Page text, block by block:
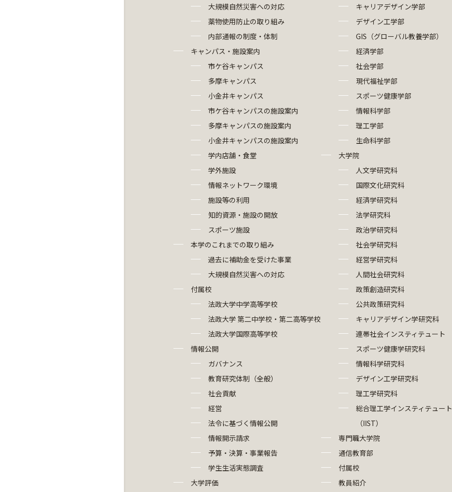
大規模自然災害への対応
薬物使用防止の取り組み
内部通報の制度・体制
キャンパス・施設案内
市ケ谷キャンパス
多摩キャンパス
小金井キャンパス
市ケ谷キャンパスの施設案内
多摩キャンパスの施設案内
小金井キャンパスの施設案内
学内店舗・食堂
学外施設
情報ネットワーク環境
施設等の利用
知的資源・施設の開放
スポーツ施設
本学のこれまでの取り組み
過去に補助金を受けた事業
大規模自然災害への対応
付属校
法政大学中学高等学校
法政大学 第二中学校・第二高等学校
法政大学国際高等学校
情報公開
ガバナンス
教育研究体制（全般）
社会貢献
経営
法令に基づく情報公開
情報開示請求
予算・決算・事業報告
学生生活実態調査
大学評価
キャリアデザイン学部
デザイン工学部
GIS（グローバル教養学部）
経済学部
社会学部
現代福祉学部
スポーツ健康学部
情報科学部
理工学部
生命科学部
大学院
人文学研究科
国際文化研究科
経済学研究科
法学研究科
政治学研究科
社会学研究科
経営学研究科
人間社会研究科
政策創造研究科
公共政策研究科
キャリアデザイン学研究科
連帯社会インスティテュート
スポーツ健康学研究科
情報科学研究科
デザイン工学研究科
理工学研究科
総合理工学インスティテュート
（IIST）
専門職大学院
通信教育部
付属校
教員紹介